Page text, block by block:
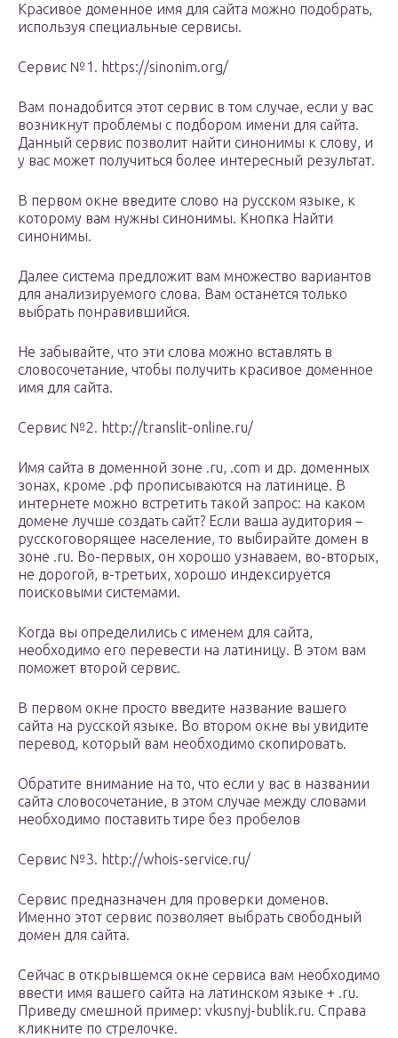
Красивое доменное имя для сайта можно подобрать,
используя специальные сервисы.
Сервис №1. https://sinonim.org/
Вам понадобится этот сервис в том случае, если у вас
возникнут проблемы с подбором имени для сайта.
Данный сервис позволит найти синонимы к слову, и
у вас может получиться более интересный результат.
В первом окне введите слово на русском языке, к
которому вам нужны синонимы. Кнопка Найти
синонимы.
Далее система предложит вам множество вариантов
для анализируемого слова. Вам останется только
выбрать понравившийся.
Не забывайте, что эти слова можно вставлять в
словосочетание, чтобы получить красивое доменное
имя для сайта.
Сервис №2. http://translit-online.ru/
Имя сайта в доменной зоне .ru, .com и др. доменных
зонах, кроме .рф прописываются на латинице. В
интернете можно встретить такой запрос: на каком
домене лучше создать сайт? Если ваша аудитория –
русскоговорящее население, то выбирайте домен в
зоне .ru. Во-первых, он хорошо узнаваем, во-вторых,
не дорогой, в-третьих, хорошо индексируется
поисковыми системами.
Когда вы определились с именем для сайта,
необходимо его перевести на латиницу. В этом вам
поможет второй сервис.
В первом окне просто введите название вашего
сайта на русской языке. Во втором окне вы увидите
перевод, который вам необходимо скопировать.
Обратите внимание на то, что если у вас в названии
сайта словосочетание, в этом случае между словами
необходимо поставить тире без пробелов
Сервис №3. http://whois-service.ru/
Сервис предназначен для проверки доменов.
Именно этот сервис позволяет выбрать свободный
домен для сайта.
Сейчас в открывшемся окне сервиса вам необходимо
ввести имя вашего сайта на латинском языке + .ru.
Приведу смешной пример: vkusnyj-bublik.ru. Справа
кликните по стрелочке.